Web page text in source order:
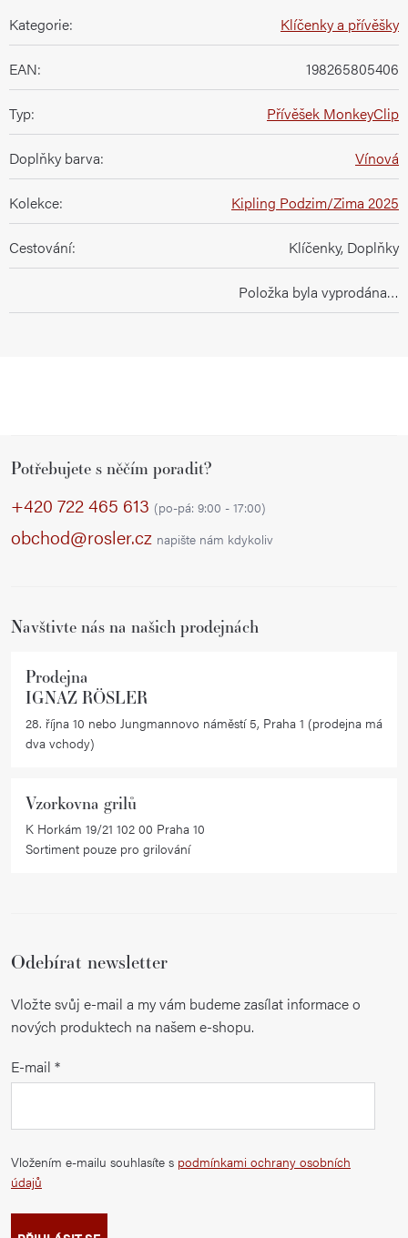
Kategorie: Klíčenky a přívěšky
EAN: 198265805406
Typ: Přívěšek MonkeyClip
Doplňky barva: Vínová
Kolekce: Kipling Podzim/Zima 2025
Cestování: Klíčenky, Doplňky
Položka byla vyprodána…
Potřebujete s něčím poradit?
+420 722 465 613 (po-pá: 9:00 - 17:00)
obchod@rosler.cz napište nám kdykoliv
Navštivte nás na našich prodejnách
Prodejna
IGNAZ RÖSLER
28. října 10 nebo Jungmannovo náměstí 5, Praha 1 (prodejna má
dva vchody)
Vzorkovna grilů
K Horkám 19/21 102 00 Praha 10
Sortiment pouze pro grilování
Odebírat newsletter
Vložte svůj e-mail a my vám budeme zasílat informace o
nových produktech na našem e-shopu.
E-mail
Vložením e-mailu souhlasíte s podmínkami ochrany osobních
údajů